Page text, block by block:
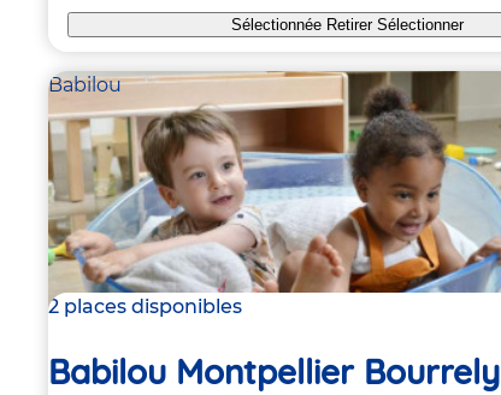
Sélectionnée RetirerSélectionner
Babilou
2 places disponibles
Babilou Montpellier Bourrely